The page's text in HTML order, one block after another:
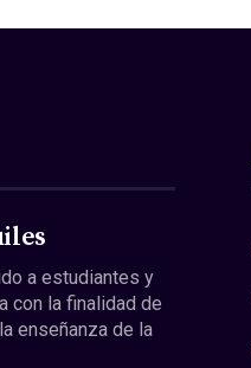
a estudiantes y
con la finalidad de
enseñanza de la